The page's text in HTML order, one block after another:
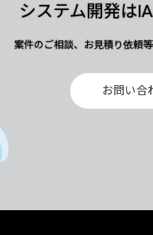
システム開発は
案件のご相談、お見積り依頼
お問い合